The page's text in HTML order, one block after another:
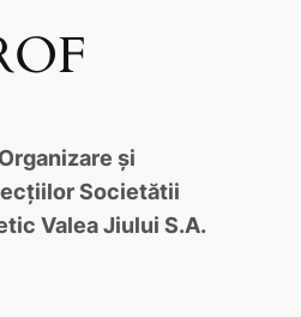
și
Societătii
Valea Jiului S.A.